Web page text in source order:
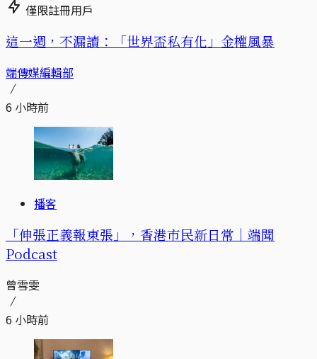
僅限註冊用戶
這一週，不漏讀：「世界盃私有化」金權風暴
端傳媒編輯部
6 小時前
播客
「伸張正義報東張」，香港市民新日常｜端聞
Podcast
曾雪雯
6 小時前